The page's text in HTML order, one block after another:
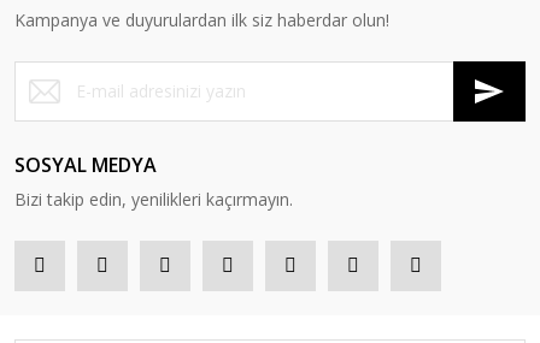
Kampanya ve duyurulardan ilk siz haberdar olun!
SOSYAL MEDYA
Bizi takip edin, yenilikleri kaçırmayın.